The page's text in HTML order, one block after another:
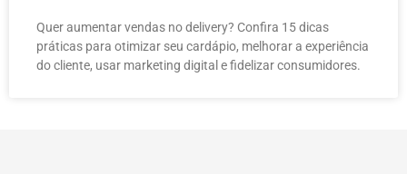
Quer aumentar vendas no delivery? Confira 15 dicas
práticas para otimizar seu cardápio, melhorar a experiência
do cliente, usar marketing digital e fidelizar consumidores.